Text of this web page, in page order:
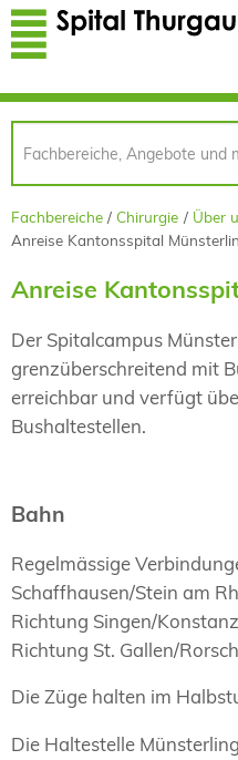
Direkt zum Inhalt
Fachbereiche Chirurgie
Über
Anreise Kantonsspital
Anreise
Der Spitalcampus
grenzüberschreitend mit
erreichbar und verfügt
Bushaltestellen.
Bahn
Regelmässige
Schaffhausen/Stein am
Richtung Singen/
Richtung St. Gallen/
Die Züge halten im
Die Haltestelle